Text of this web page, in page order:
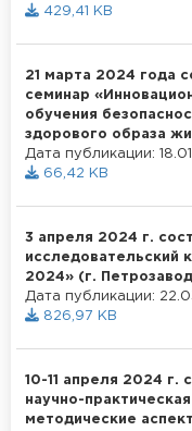
429,41 KB
21 марта 2024 года
семинар
обучения
здорового образа
Дата публикации:
66,42 KB
3 апреля 2024 г.
2024» (г.
Дата публикации:
826,97 KB
10-11 апреля 2024 г.
научно-
методические